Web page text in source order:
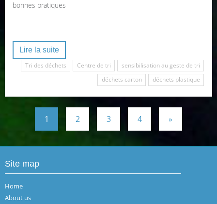
bonnes pratiques
Lire la suite
Tri des déchets
Centre de tri
sensibilisation au geste de tri
déchets carton
déchets plastique
1 2 3 4 »
Site map
Home
About us